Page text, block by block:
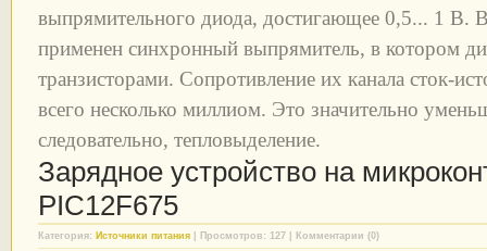
выпрямительного диода, достигающее 0,5... 1 В.
применен синхронный выпрямитель, в котором
транзисторами. Сопротивление их канала сток-
всего несколько миллиом. Это значительно
следовательно, тепловыделение.
Зарядное устройство на
PIC12F675
Категория: Источники питания | Просмотров: 127 | Комментарии (0)